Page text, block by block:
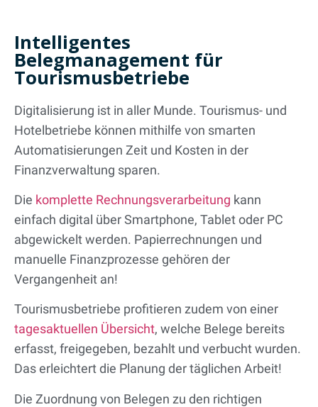
Intelligentes
Belegmanagement für
Tourismusbetriebe
Digitalisierung ist in aller Munde. Tourismus- und
Hotelbetriebe können mithilfe von smarten
Automatisierungen Zeit und Kosten in der
Finanzverwaltung sparen.
Die komplette Rechnungsverarbeitung kann
einfach digital über Smartphone, Tablet oder PC
abgewickelt werden. Papierrechnungen und
manuelle Finanzprozesse gehören der
Vergangenheit an!
Tourismusbetriebe profitieren zudem von einer
tagesaktuellen Übersicht, welche Belege bereits
erfasst, freigegeben, bezahlt und verbucht wurden.
Das erleichtert die Planung der täglichen Arbeit!
Die Zuordnung von Belegen zu den richtigen